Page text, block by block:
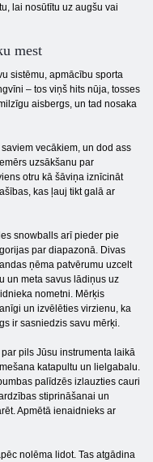
lai nosūtītu uz augšu vai
mest
sistēmu, apmācību sporta
– tos viņš hits nūja, tosses
aisbergs, un tad nosaka
vecākiem, un dod ass
uzsākšanu par
otru kā šāviņa iznīcināt
kas ļauj tikt galā ar
snowballs arī pieder pie
par diapazonā. Divas
ņēma patvērumu uzcelt
un meta savus lādiņus uz
nometni. Mērķis
un izvēlēties virzienu, ka
ir sasniedzis savu mērķi.
pils Jūsu instrumenta laikā
katapultu un lielgabalu.
palīdzēs izlauzties cauri
stiprināšanai un
Apmētā ienaidnieks ar
nolēma lidot. Tas atgādina